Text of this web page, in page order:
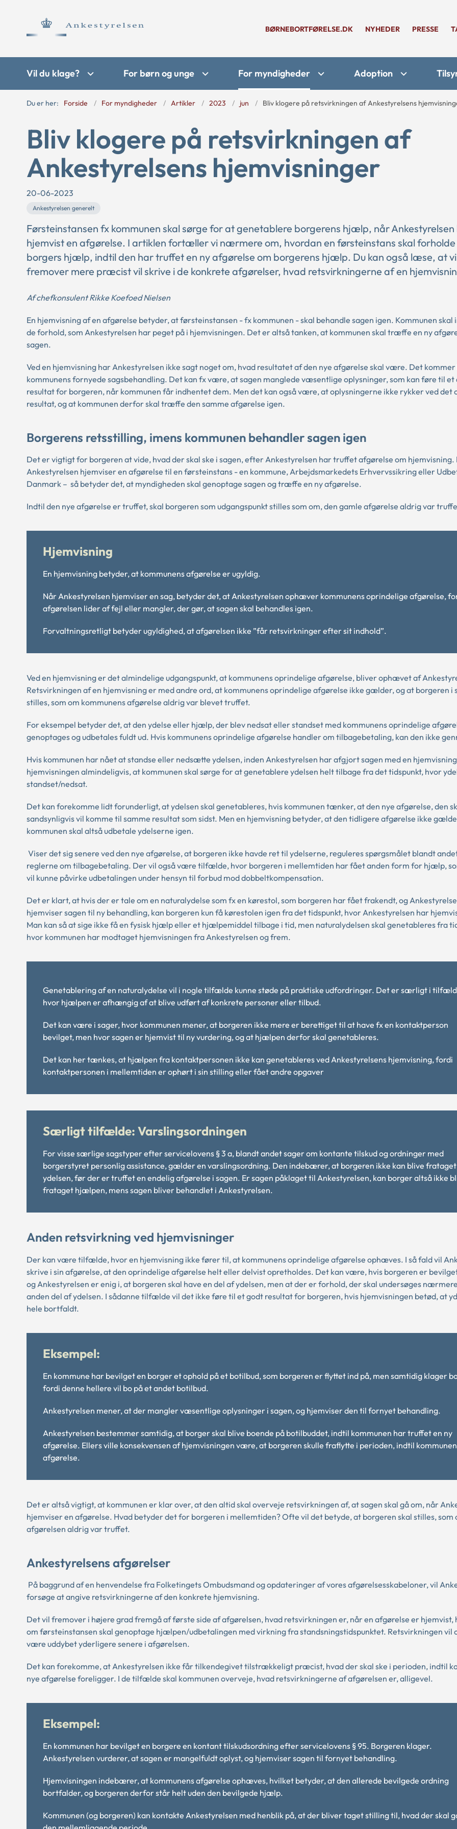
BØRNEBORTFØRELSE.DK NYHEDER PRESSE
Vil du klage? For børn og unge For myndigheder Adoption
Du er her: Forside For myndigheder Artikler 2023 jun Bliv klogere på retsvirkningen af Ankestyrelsens
Bliv klogere på retsvirkningen af
Ankestyrelsens hjemvisninger
20-06-2023
Ankestyrelsen generelt
Førsteinstansen fx kommunen skal sørge for at genetablere borgerens hjælp, når
hjemvist en afgørelse. I artiklen fortæller vi nærmere om, hvordan en førsteinstans skal forholde
borgers hjælp, indtil den har truffet en ny afgørelse om borgerens hjælp. Du kan også læse, at vi
fremover mere præcist vil skrive i de konkrete afgørelser, hvad retsvirkningerne af en
Af chefkonsulent Rikke Koefoed Nielsen
En hjemvisning af en afgørelse betyder, at førsteinstansen - fx kommunen - skal behandle sagen igen. Kommunen skal
de forhold, som Ankestyrelsen har peget på i hjemvisningen. Det er altså tanken, at kommunen skal træffe en ny
sagen.
Ved en hjemvisning har Ankestyrelsen ikke sagt noget om, hvad resultatet af den nye afgørelse skal være. Det
kommunens fornyede sagsbehandling. Det kan fx være, at sagen manglede væsentlige oplysninger, som kan føre til et
resultat for borgeren, når kommunen får indhentet dem. Men det kan også være, at oplysningerne ikke rykker ved det
resultat, og at kommunen derfor skal træffe den samme afgørelse igen.
Borgerens retsstilling, imens kommunen behandler sagen igen
Det er vigtigt for borgeren at vide, hvad der skal ske i sagen, efter Ankestyrelsen har truffet afgørelse om hjemvisning.
Ankestyrelsen hjemviser en afgørelse til en førsteinstans - en kommune, Arbejdsmarkedets Erhvervssikring eller
Danmark – så betyder det, at myndigheden skal genoptage sagen og træffe en ny afgørelse.
Indtil den nye afgørelse er truffet, skal borgeren som udgangspunkt stilles som om, den gamle afgørelse aldrig var
Hjemvisning
En hjemvisning betyder, at kommunens afgørelse er ugyldig.
Når Ankestyrelsen hjemviser en sag, betyder det, at Ankestyrelsen ophæver kommunens oprindelige afgørelse,
afgørelsen lider af fejl eller mangler, der gør, at sagen skal behandles igen.
Forvaltningsretligt betyder ugyldighed, at afgørelsen ikke ”får retsvirkninger efter sit indhold”.
Ved en hjemvisning er det almindelige udgangspunkt, at kommunens oprindelige afgørelse, bliver ophævet af
Retsvirkningen af en hjemvisning er med andre ord, at kommunens oprindelige afgørelse ikke gælder, og at borgeren i
stilles, som om kommunens afgørelse aldrig var blevet truffet.
For eksempel betyder det, at den ydelse eller hjælp, der blev nedsat eller standset med kommunens oprindelige
genoptages og udbetales fuldt ud. Hvis kommunens oprindelige afgørelse handler om tilbagebetaling, kan den ikke
Hvis kommunen har nået at standse eller nedsætte ydelsen, inden Ankestyrelsen har afgjort sagen med en
hjemvisningen almindeligvis, at kommunen skal sørge for at genetablere ydelsen helt tilbage fra det tidspunkt, hvor
standset/nedsat.
Det kan forekomme lidt forunderligt, at ydelsen skal genetableres, hvis kommunen tænker, at den nye afgørelse, den
sandsynligvis vil komme til samme resultat som sidst. Men en hjemvisning betyder, at den tidligere afgørelse ikke
kommunen skal altså udbetale ydelserne igen.
Viser det sig senere ved den nye afgørelse, at borgeren ikke havde ret til ydelserne, reguleres spørgsmålet blandt
reglerne om tilbagebetaling. Der vil også være tilfælde, hvor borgeren i mellemtiden har fået anden form for hjælp,
vil kunne påvirke udbetalingen under hensyn til forbud mod dobbeltkompensation.
Det er klart, at hvis der er tale om en naturalydelse som fx en kørestol, som borgeren har fået frakendt, og
hjemviser sagen til ny behandling, kan borgeren kun få kørestolen igen fra det tidspunkt, hvor Ankestyrelsen har
Man kan så at sige ikke få en fysisk hjælp eller et hjælpemiddel tilbage i tid, men naturalydelsen skal genetableres fra
hvor kommunen har modtaget hjemvisningen fra Ankestyrelsen og frem.
Genetablering af en naturalydelse vil i nogle tilfælde kunne støde på praktiske udfordringer. Det er særligt i
hvor hjælpen er afhængig af at blive udført af konkrete personer eller tilbud.
Det kan være i sager, hvor kommunen mener, at borgeren ikke mere er berettiget til at have fx en kontaktperson
bevilget, men hvor sagen er hjemvist til ny vurdering, og at hjælpen derfor skal genetableres.
Det kan her tænkes, at hjælpen fra kontaktpersonen ikke kan genetableres ved Ankestyrelsens hjemvisning, fordi
kontaktpersonen i mellemtiden er ophørt i sin stilling eller fået andre opgaver
Særligt tilfælde: Varslingsordningen
For visse særlige sagstyper efter servicelovens § 3 a, blandt andet sager om kontante tilskud og ordninger med
borgerstyret personlig assistance, gælder en varslingsordning. Den indebærer, at borgeren ikke kan blive frataget
ydelsen, før der er truffet en endelig afgørelse i sagen. Er sagen påklaget til Ankestyrelsen, kan borger altså ikke
frataget hjælpen, mens sagen bliver behandlet i Ankestyrelsen.
Anden retsvirkning ved hjemvisninger
Der kan være tilfælde, hvor en hjemvisning ikke fører til, at kommunens oprindelige afgørelse ophæves. I så fald vil
skrive i sin afgørelse, at den oprindelige afgørelse helt eller delvist opretholdes. Det kan være, hvis borgeren er
og Ankestyrelsen er enig i, at borgeren skal have en del af ydelsen, men at der er forhold, der skal undersøges
anden del af ydelsen. I sådanne tilfælde vil det ikke føre til et godt resultat for borgeren, hvis hjemvisningen betød, at
hele bortfaldt.
Eksempel:
En kommune har bevilget en borger et ophold på et botilbud, som borgeren er flyttet ind på, men samtidig klager
fordi denne hellere vil bo på et andet botilbud.
Ankestyrelsen mener, at der mangler væsentlige oplysninger i sagen, og hjemviser den til fornyet behandling.
Ankestyrelsen bestemmer samtidig, at borger skal blive boende på botilbuddet, indtil kommunen har truffet en ny
afgørelse. Ellers ville konsekvensen af hjemvisningen være, at borgeren skulle fraflytte i perioden, indtil
afgørelse.
Det er altså vigtigt, at kommunen er klar over, at den altid skal overveje retsvirkningen af, at sagen skal gå om, når
hjemviser en afgørelse. Hvad betyder det for borgeren i mellemtiden? Ofte vil det betyde, at borgeren skal stilles, som
afgørelsen aldrig var truffet.
Ankestyrelsens afgørelser
På baggrund af en henvendelse fra Folketingets Ombudsmand og opdateringer af vores afgørelsesskabeloner, vil
forsøge at angive retsvirkningerne af den konkrete hjemvisning.
Det vil fremover i højere grad fremgå af første side af afgørelsen, hvad retsvirkningen er, når en afgørelse er hjemvist,
om førsteinstansen skal genoptage hjælpen/udbetalingen med virkning fra standsningstidspunktet. Retsvirkningen vil
være uddybet yderligere senere i afgørelsen.
Det kan forekomme, at Ankestyrelsen ikke får tilkendegivet tilstrækkeligt præcist, hvad der skal ske i perioden, indtil
nye afgørelse foreligger. I de tilfælde skal kommunen overveje, hvad retsvirkningerne af afgørelsen er, alligevel.
Eksempel:
En kommunen har bevilget en borgere en kontant tilskudsordning efter servicelovens § 95. Borgeren klager.
Ankestyrelsen vurderer, at sagen er mangelfuldt oplyst, og hjemviser sagen til fornyet behandling.
Hjemvisningen indebærer, at kommunens afgørelse ophæves, hvilket betyder, at den allerede bevilgede ordning
bortfalder, og borgeren derfor står helt uden den bevilgede hjælp.
Kommunen (og borgeren) kan kontakte Ankestyrelsen med henblik på, at der bliver taget stilling til, hvad der skal